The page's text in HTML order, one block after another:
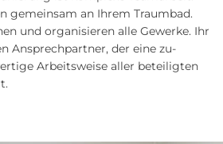
gemein­sam an Ihrem Traum­bad.
und orga­nisieren alle Ge­werke. Ihr
Ansprech­partner, der eine zu­
Arbeits­weise aller be­teiligten